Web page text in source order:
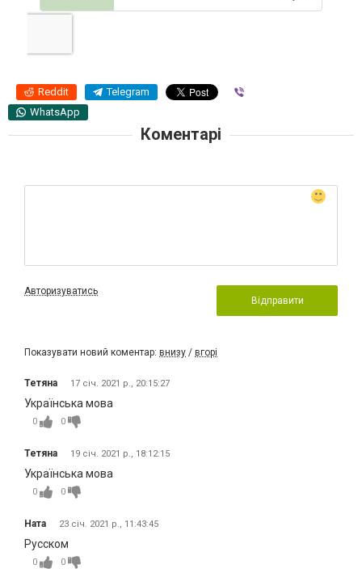
Reddit Telegram
WhatsApp
Коментарі
Авторизуватись
Відправити
Показувати новий коментар: внизу / вгорі
Тетяна 17 січ. 2021 р., 20:15:27
Українська мова
0 0
Тетяна 19 січ. 2021 р., 18:12:15
Українська мова
0 0
Ната 23 січ. 2021 р., 11:43:45
Русском
0 0